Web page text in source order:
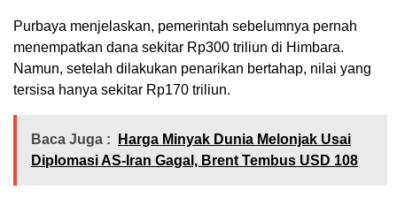
Purbaya menjelaskan, pemerintah sebelumnya pernah
menempatkan dana sekitar Rp300 triliun di Himbara.
Namun, setelah dilakukan penarikan bertahap, nilai yang
tersisa hanya sekitar Rp170 triliun.
Baca Juga :
Harga Minyak Dunia Melonjak Usai
Diplomasi AS-Iran Gagal, Brent Tembus USD 108